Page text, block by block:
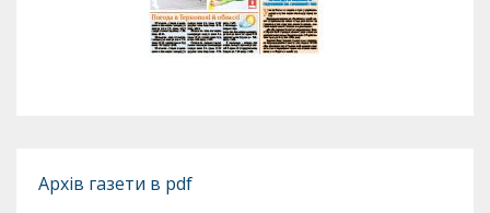
Архів газети в pdf